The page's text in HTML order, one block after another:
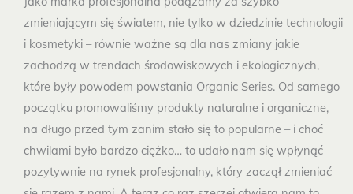
zmieniającym się światem, nie tylko w dziedzinie technologii
i kosmetyki – równie ważne są dla nas zmiany jakie
zachodzą w trendach środowiskowych i ekologicznych,
które były powodem powstania Organic Series. Od samego
początku promowaliśmy produkty naturalne i organiczne,
na długo przed tym zanim stało się to popularne – i choć
chwilami było bardzo ciężko… to udało nam się wpłynąć
pozytywnie na rynek profesjonalny, który zaczął zmieniać